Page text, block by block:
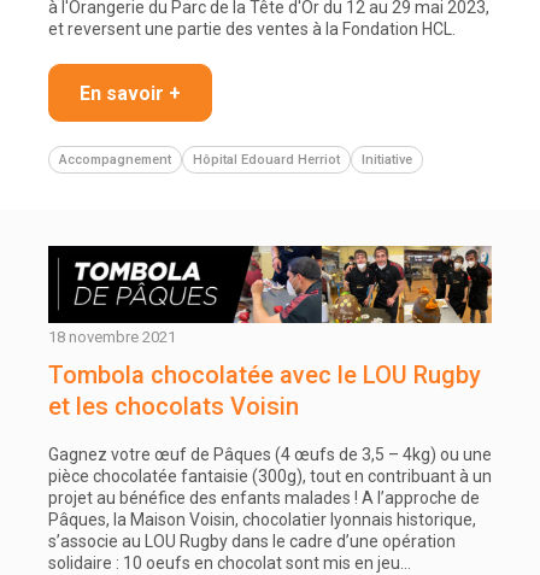
à l'Orangerie du Parc de la Tête d'Or du 12 au 29 mai 2023,
et reversent une partie des ventes à la Fondation HCL.
En savoir +
Accompagnement Hôpital Edouard Herriot Initiative
18 novembre 2021
Tombola chocolatée avec le LOU Rugby
et les chocolats Voisin
Gagnez votre œuf de Pâques (4 œufs de 3,5 – 4kg) ou une
pièce chocolatée fantaisie (300g), tout en contribuant à un
projet au bénéfice des enfants malades ! A l’approche de
Pâques, la Maison Voisin, chocolatier lyonnais historique,
s’associe au LOU Rugby dans le cadre d’une opération
solidaire : 10 oeufs en chocolat sont mis en jeu…